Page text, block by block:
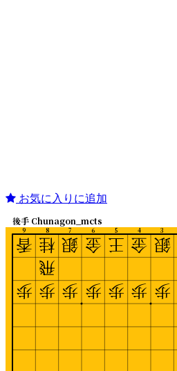
お気に入りに追加
3
4
5
6
7
8
9
後手 Chunagon_mcts
銀
歩
金
歩
王
歩
金
歩
銀
歩
桂
飛
歩
香
歩